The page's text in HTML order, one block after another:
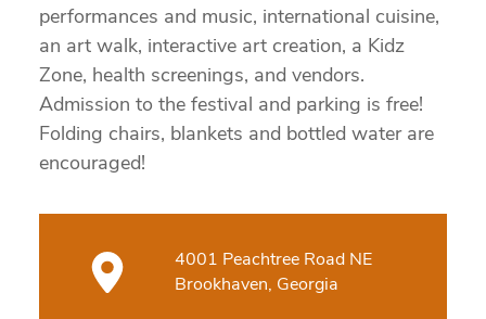
performances and music, international cuisine,
an art walk, interactive art creation, a Kidz
Zone, health screenings, and vendors.
Admission to the festival and parking is free!
Folding chairs, blankets and bottled water are
encouraged!
4001 Peachtree Road NE
Brookhaven, Georgia